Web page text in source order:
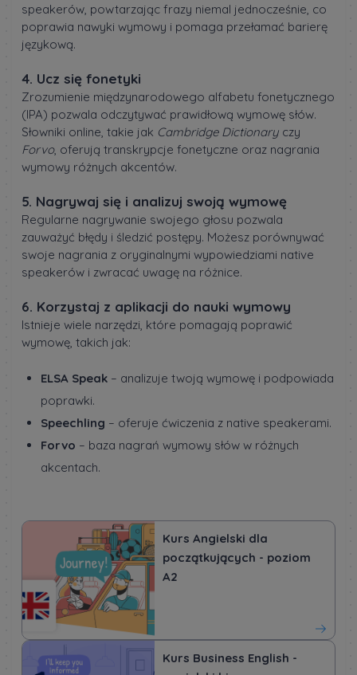
speakerów, powtarzając frazy niemal jednocześnie, co
poprawia nawyki wymowy i pomaga przełamać barierę
językową.
4. Ucz się fonetyki
Zrozumienie międzynarodowego alfabetu fonetycznego
(IPA) pozwala odczytywać prawidłową wymowę słów.
Słowniki online, takie jak Cambridge Dictionary czy
Forvo, oferują transkrypcje fonetyczne oraz nagrania
wymowy różnych akcentów.
5. Nagrywaj się i analizuj swoją wymowę
Regularne nagrywanie swojego głosu pozwala
zauważyć błędy i śledzić postępy. Możesz porównywać
swoje nagrania z oryginalnymi wypowiedziami native
speakerów i zwracać uwagę na różnice.
6. Korzystaj z aplikacji do nauki wymowy
Istnieje wiele narzędzi, które pomagają poprawić
wymowę, takich jak:
ELSA Speak – analizuje twoją wymowę i podpowiada
poprawki.
Speechling – oferuje ćwiczenia z native speakerami.
Forvo – baza nagrań wymowy słów w różnych
akcentach.
Kurs Angielski dla
początkujących - poziom
A2
Kurs Business English -